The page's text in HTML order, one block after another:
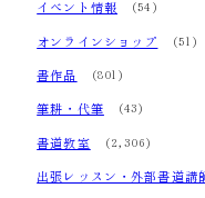
イベント情報 (54)
オンラインショップ (51)
書作品 (801)
筆耕・代筆 (43)
書道教室 (2,306)
出張レッスン・外部書道講